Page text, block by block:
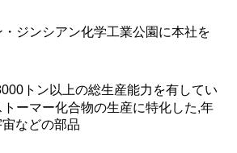
ジンシアン化学工業公園に本社を
トン以上の総生産能力を有してい
ーマー化合物の生産に特化した,年
などの部品